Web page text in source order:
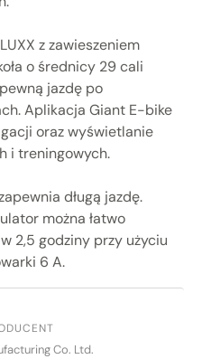
z zawieszeniem
o średnicy 29 cali
jazdę po
Aplikacja Giant E-bike
oraz wyświetlanie
i treningowych.
długą jazdę.
można łatwo
2,5 godziny przy użyciu
6 A.
Co. Ltd.